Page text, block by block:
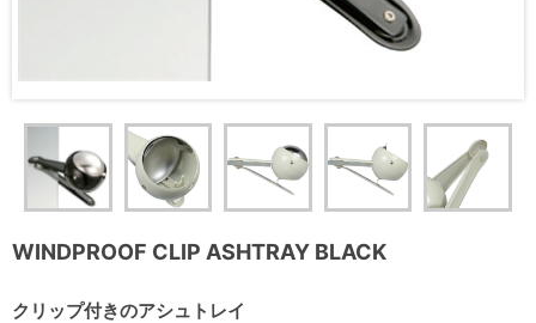
WINDPROOF CLIP ASHTRAY BLACK
クリップ付きのアシュトレイ